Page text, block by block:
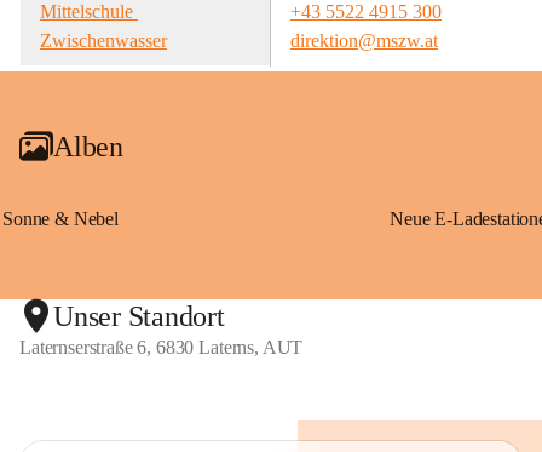
Mittelschule
Zwischenwasser
+43 5522 4915 300
direktion@mszw.at
Alben
Sonne & Nebel
Unser Standort
Laternserstraße 6, 6830 Laterns, AUT